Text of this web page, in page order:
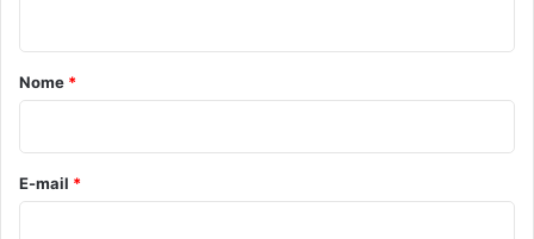
r
o
*
Nome *
E-mail *